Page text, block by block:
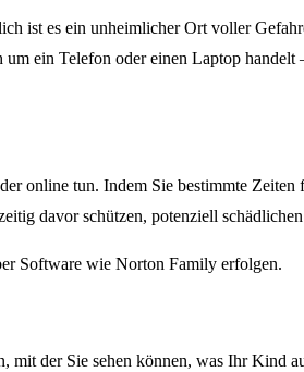
ist es ein unheimlicher Ort voller
ein Telefon oder einen Laptop
online tun. Indem Sie bestimmte
davor schützen, potenziell
Software wie Norton Family erfolgen.
der Sie sehen können, was Ihr Kind